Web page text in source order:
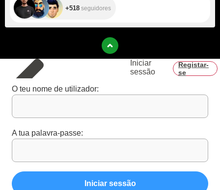
+518 seguidores
Iniciar
sessão
Registar-
se
O teu nome de utilizador:
A tua palavra-passe:
Iniciar sessão